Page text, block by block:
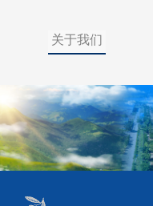
关于我们